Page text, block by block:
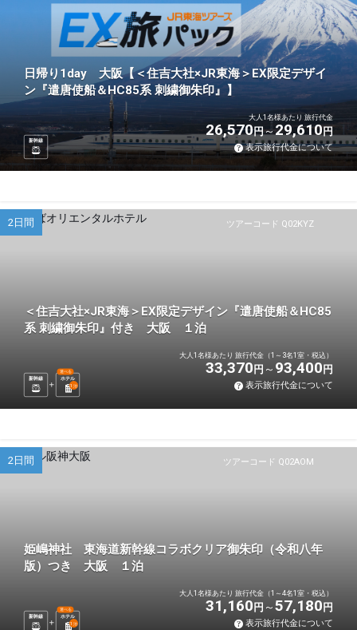
日帰り1day 大阪【＜住吉大社×JR東海＞EX限定デザイ
ン『遣唐使船＆HC85系 刺繍御朱印』】
新幹線
大人1名様あたり 旅行代金
26,570円 29,610円
表示旅行代金について
ツアーコード Q02KYZ
2日間
＜住吉大社×JR東海＞EX限定デザイン『遣唐使船＆HC85
系 刺繍御朱印』付き 大阪 １泊
新幹線 ホテル
選べる
1 泊
大人1名様あたり 旅行代金（1～3名1室・税込）
33,370 円 93,400 円
表示旅行代金について
ツアーコード Q02AOM
2日間
姫嶋神社 東海道新幹線コラボクリア御朱印（令和八年
版）つき 大阪 １泊
新幹線 ホテル
選べる
1 泊
大人1名様あたり 旅行代金（1～4名1室・税込）
31,160 円 57,180 円
表示旅行代金について